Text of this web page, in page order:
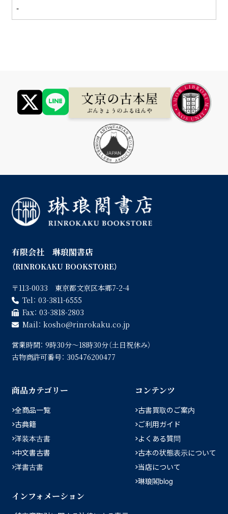
-
有限会社 琳琅閣書店
（RINROKAKU BOOKSTORE）
〒113-0033 東京都文京区本郷7-2-4
Tel： 03-3811-6555
Fax： 03-3818-2803
Mail： kosho
rinrokaku.co.jp
営業時間： 9時30分〜18時30分（土日祝休み）
古物商許可番号： 305476200477
商品カテゴリー
全商品一覧
古典籍
洋装本古書
中文書古書
洋書古書
コンテンツ
古書買取のご案内
ご利用ガイド
よくある質問
古本の状態表示について
当店について
琳琅閣blog
インフォメーション